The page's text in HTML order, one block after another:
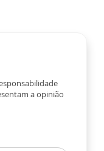
a opinião